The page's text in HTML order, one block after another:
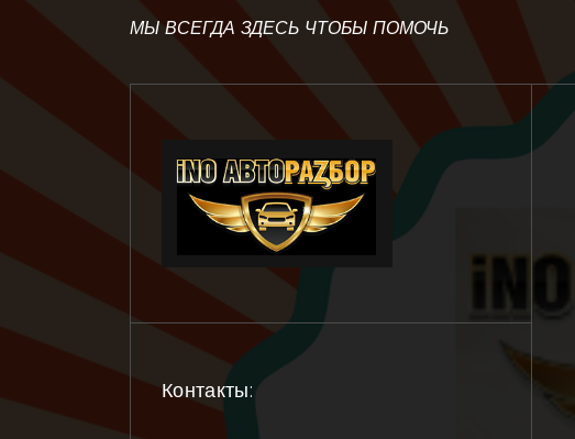
МЫ ВСЕГДА ЗДЕСЬ ЧТОБЫ ПОМОЧЬ
Контакты: